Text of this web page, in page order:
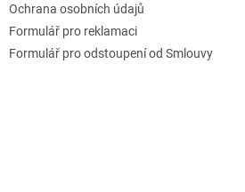
Ochrana osobních údajů
Formulář pro reklamaci
Formulář pro odstoupení od Smlouvy